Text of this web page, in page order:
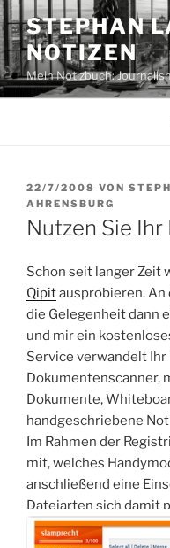
Zum
Inhalt
springen
STEPHAN
NOTIZEN
Mein Notizbuch:
VERÖFFENTLICHT
AM
22/7/2008 VON
AHRENSBURG
Nutzen Sie Ihr
Schon seit langer Zeit
Qipitausprobieren. An
die Gelegenheit dann
und mir ein
Service verwandelt
Dokumentenscanner,
Dokumente,
handgeschriebene
Im Rahmen der
mit, welches
anschließend eine
Dateiarten sich damit